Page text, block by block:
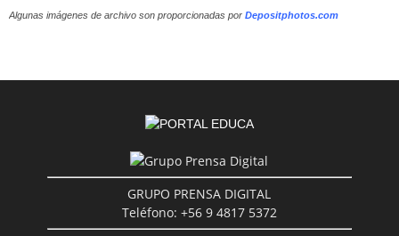
Algunas imágenes de archivo son proporcionadas por Depositphotos.com
GRUPO PRENSA DIGITAL
Teléfono: +56 9 4817 5372